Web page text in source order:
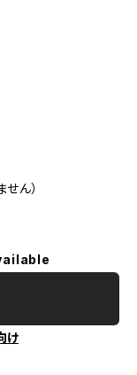
ん）
け